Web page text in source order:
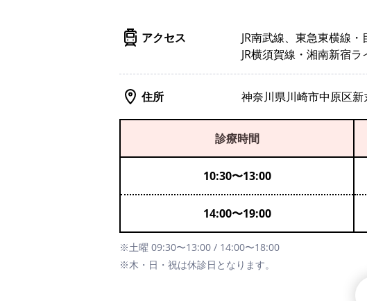
アクセス
JR南武線、東急東横線
JR横須賀線・湘南新宿
住所 神奈川県川崎市中原区
診療時間
10:30〜13:00
14:00〜19:00
※土曜 09:30〜13:00 / 14:00〜18:00
※木・日・祝は休診日となります。